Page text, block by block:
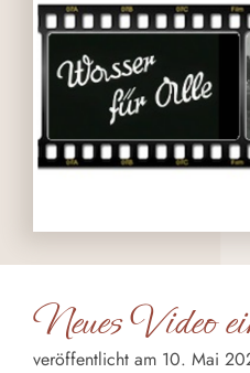
Neues Video
veröffentlicht am 10. Mai